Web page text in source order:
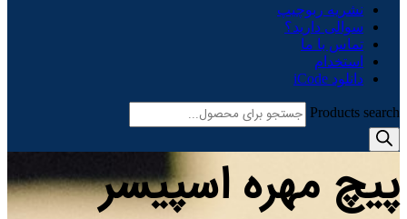
نشریه ربوچیپ
سوالی دارید؟
تماس با ما
استخدام
دانلود iCode
Products search
پیچ مهره اسپیسر